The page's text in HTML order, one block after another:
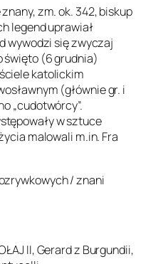
znany, zm. ok. 342, biskup
legend uprawiał
wywodzi się zwyczaj
święto (6 grudnia)
katolickim
(głównie gr. i
„cudotwórcy”.
w sztuce
malowali m.in. Fra
/ znani
II, Gerard z Burgundii,